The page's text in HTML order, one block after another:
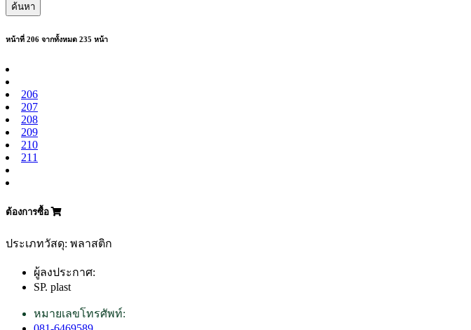
ค้นหา
หน้าที่ 206 จากทั้งหมด 235 หน้า
206
207
208
209
210
211
ต้องการซื้อ
ประเภทวัสดุ: พลาสติก
ผู้ลงประกาศ:
SP. plast
หมายเลขโทรศัพท์: